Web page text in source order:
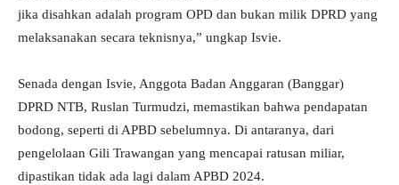
jika disahkan adalah program OPD dan bukan milik DPRD yang
melaksanakan secara teknisnya,” ungkap Isvie.
Senada dengan Isvie, Anggota Badan Anggaran (Banggar)
DPRD NTB, Ruslan Turmudzi, memastikan bahwa pendapatan
bodong, seperti di APBD sebelumnya. Di antaranya, dari
pengelolaan Gili Trawangan yang mencapai ratusan miliar,
dipastikan tidak ada lagi dalam APBD 2024.